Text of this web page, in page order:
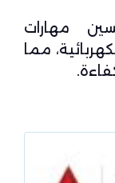
مهارات
مما